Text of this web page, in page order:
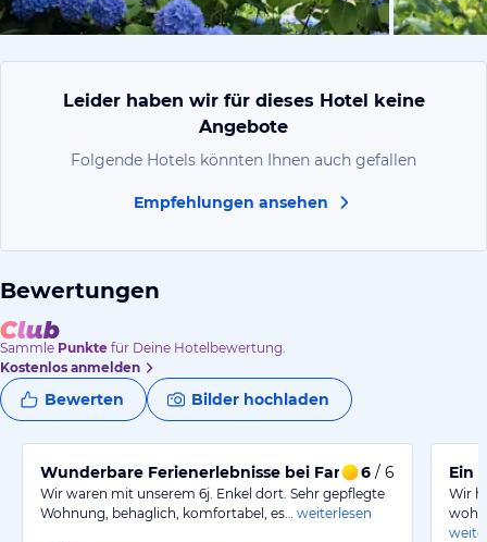
vom
Leider haben wir für dieses Hotel keine
Angebote
Folgende Hotels könnten Ihnen auch gefallen
Empfehlungen ansehen
Bewertungen
Sammle Punkte für Deine Hotelbewertung.
Kostenlos anmelden
Bewerten Bilder hochladen
Wunderbare Ferienerlebnisse bei Familie Glatz
6 / 6
Wir waren mit unserem 6j. Enkel dort. Sehr gepflegte
Wohnung, behaglich, komfortabel, es…
weiterlesen
Ein
Wir